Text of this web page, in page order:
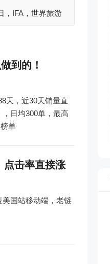
，IFA，世界旅游
到的！
天，近30天销量直
日均300单，最高
单
击率直接涨
美国站移动端，老链